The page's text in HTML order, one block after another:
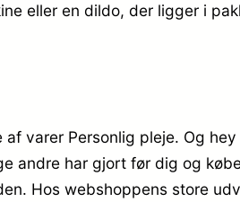
eller en dildo, der ligger i
varer Personlig pleje. Og hey
andre har gjort før dig og
Hos webshoppens store